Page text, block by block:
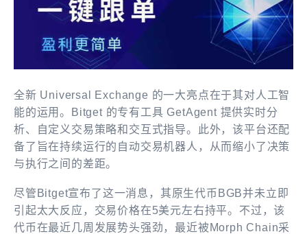
全新 Universal Exchange 的一大亮点在于其对人工智
能的运用。Bitget 的专有工具 GetAgent 提供实时分
析、自定义交易策略和交互式指导。此外，该平台还配
备了旨在持续运行的自动交易机器人，从而缩小了决策
与执行之间的差距。
尽管Bitget宣布了这一消息，其原生代币BGB并未立即
引起太大反应，交易价格在5美元左右持平。不过，该
代币在最近几周发展势头强劲，最近被Morph Chain采